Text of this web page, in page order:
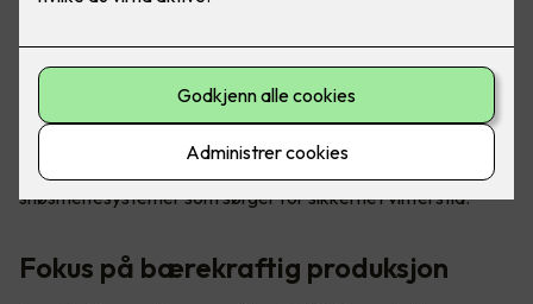
DEVI er en av verdens ledende leverandører av elektriske
varmeløsninger. Med produkter tilpasset både boliger og
næringsbygg, kombinerer DEVI funksjonalitet, holdbarhet
og kvalitet. Selskapet leverer elektriske gulvvarmesystemer
som gir innendørs komfort og utendørs is- og
snøsmeltesystemer som sørger for sikkerhet vinterstid.
Fokus på bærekraftig produksjon